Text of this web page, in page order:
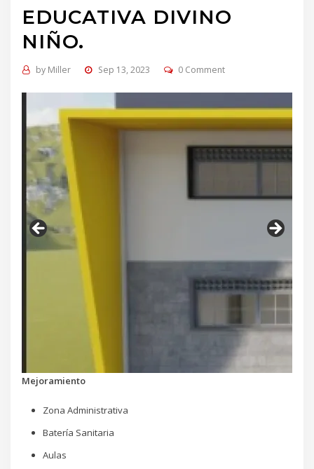
EDUCATIVA DIVINO
NIÑO.
by Miller Sep 13, 2023 0 Comment
Mejoramiento
Zona Administrativa
Batería Sanitaria
Aulas